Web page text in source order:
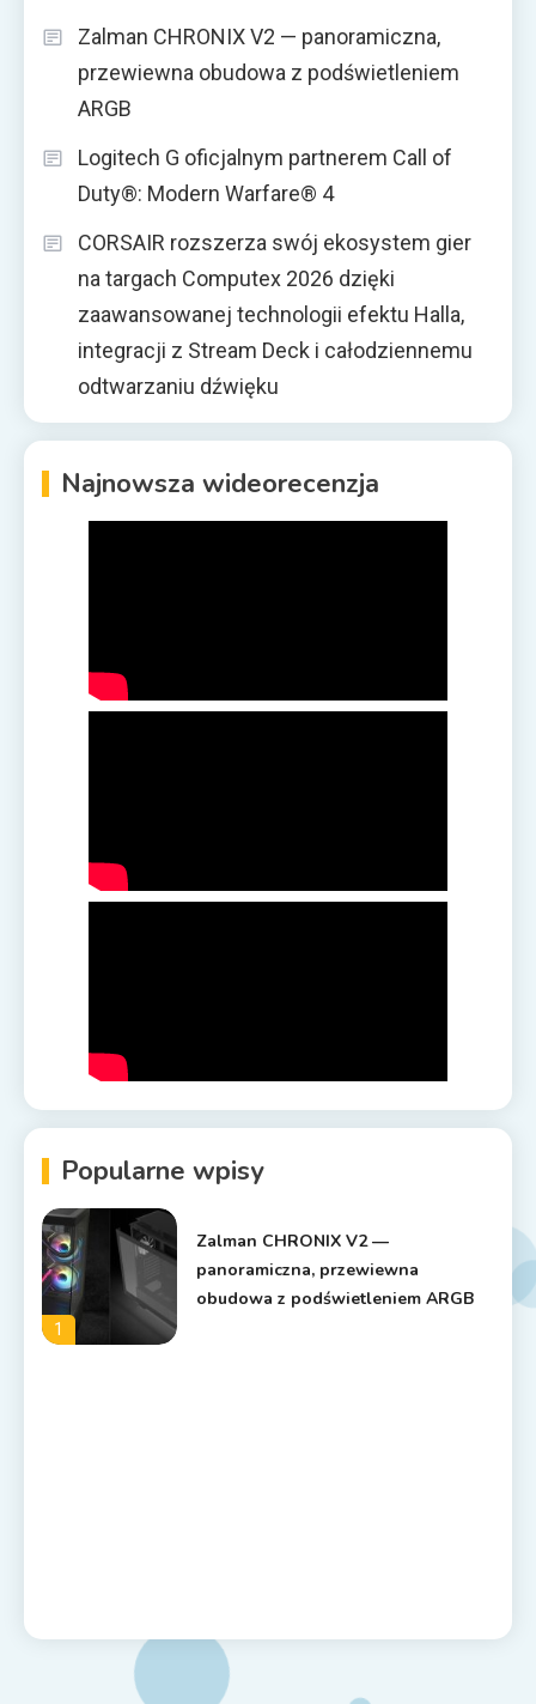
Zalman CHRONIX V2 — panoramiczna,
przewiewna obudowa z podświetleniem
ARGB
Logitech G oficjalnym partnerem Call of
Duty®: Modern Warfare® 4
CORSAIR rozszerza swój ekosystem gier
na targach Computex 2026 dzięki
zaawansowanej technologii efektu Halla,
integracji z Stream Deck i całodziennemu
odtwarzaniu dźwięku
Najnowsza wideorecenzja
Popularne wpisy
1
Zalman CHRONIX V2 —
panoramiczna, przewiewna
obudowa z podświetleniem ARGB